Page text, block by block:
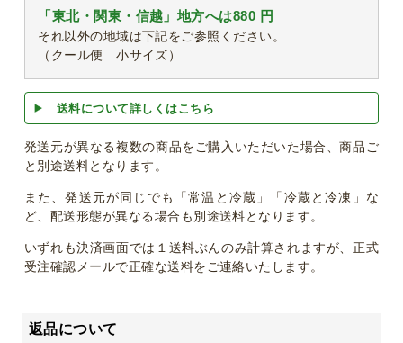
「東北・関東・信越」地方へは880 円
それ以外の地域は下記をご参照ください。
（クール便 小サイズ）
送料について詳しくはこちら
発送元が異なる複数の商品をご購入いただいた場合、商品ご
と別途送料となります。
また、発送元が同じでも「常温と冷蔵」「冷蔵と冷凍」な
ど、配送形態が異なる場合も別途送料となります。
いずれも決済画面では１送料ぶんのみ計算されますが、正式
受注確認メールで正確な送料をご連絡いたします。
返品について